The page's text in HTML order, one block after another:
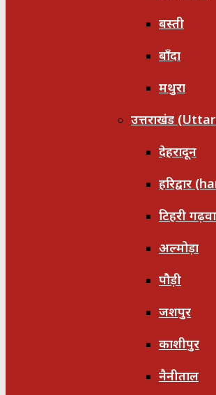
बस्ती
बाँदा
मथुरा
उत्तराखंड
देहरादून
हरिद्वार
टिहरी
अल्मोड़ा
पौड़ी
जशपुर
काशीपुर
नैनीताल